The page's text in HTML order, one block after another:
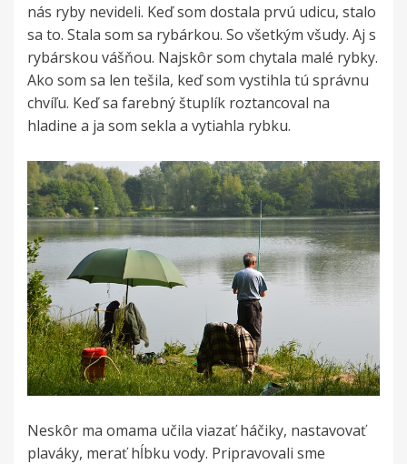
nás ryby nevideli. Keď som dostala prvú udicu, stalo
sa to. Stala som sa rybárkou. So všetkým všudy. Aj s
rybárskou vášňou. Najskôr som chytala malé rybky.
Ako som sa len tešila, keď som vystihla tú správnu
chvíľu. Keď sa farebný štuplík roztancoval na
hladine a ja som sekla a vytiahla rybku.
Neskôr ma omama učila viazať háčiky, nastavovať
plaváky, merať hĺbku vody. Pripravovali sme